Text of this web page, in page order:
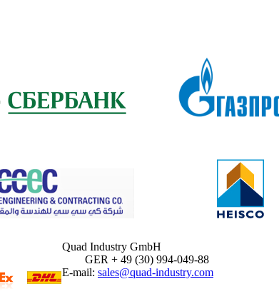
Quad Industry GmbH
GER + 49 (30) 994-049-88
E-mail: sales@quad-industry.com